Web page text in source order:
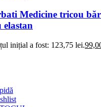
Medicine tricou
elastan
inițial a fost: 123,75 lei.